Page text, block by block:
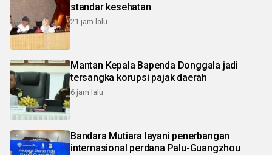
standar kesehatan
21 jam lalu
Mantan Kepala Bapenda Donggala jadi
tersangka korupsi pajak daerah
6 jam lalu
Bandara Mutiara layani penerbangan
internasional perdana Palu-Guangzhou